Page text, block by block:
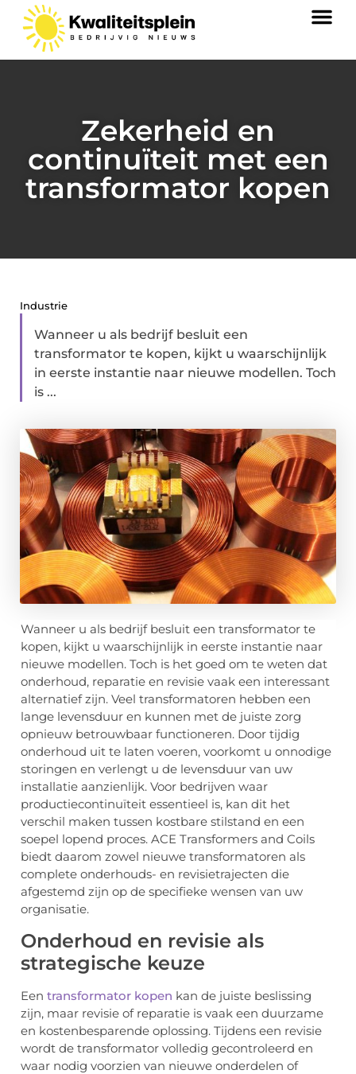
Zekerheid en
continuïteit met een
transformator kopen
Industrie
Wanneer u als bedrijf besluit een
transformator te kopen, kijkt u waarschijnlijk
in eerste instantie naar nieuwe modellen. Toch
is ...
Wanneer u als bedrijf besluit een transformator te
kopen, kijkt u waarschijnlijk in eerste instantie naar
nieuwe modellen. Toch is het goed om te weten dat
onderhoud, reparatie en revisie vaak een interessant
alternatief zijn. Veel transformatoren hebben een
lange levensduur en kunnen met de juiste zorg
opnieuw betrouwbaar functioneren. Door tijdig
onderhoud uit te laten voeren, voorkomt u onnodige
storingen en verlengt u de levensduur van uw
installatie aanzienlijk. Voor bedrijven waar
productiecontinuïteit essentieel is, kan dit het
verschil maken tussen kostbare stilstand en een
soepel lopend proces. ACE Transformers and Coils
biedt daarom zowel nieuwe transformatoren als
complete onderhouds- en revisietrajecten die
afgestemd zijn op de specifieke wensen van uw
organisatie.
Onderhoud en revisie als
strategische keuze
Een transformator kopen kan de juiste beslissing
zijn, maar revisie of reparatie is vaak een duurzame
en kostenbesparende oplossing. Tijdens een revisie
wordt de transformator volledig gecontroleerd en
waar nodig voorzien van nieuwe onderdelen of